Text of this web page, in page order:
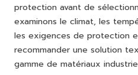
protection avant de
examinons le climat, les
les exigences de protection
recommander une solution
gamme de matériaux